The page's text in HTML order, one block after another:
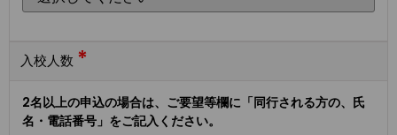
入校人数 *
2名以上の申込の場合は、ご要望等欄に「同行される方の、氏
名・電話番号」をご記入ください。